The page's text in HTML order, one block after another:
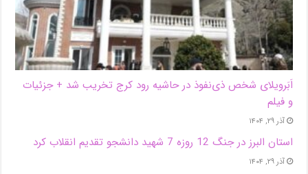
اَبَر‌ویلای شخص ذی‌نفوذ در حاشیه‌ رود کرج تخریب شد + جزئیات
و فیلم
آذر ۲۹, ۱۴۰۴
استان البرز در جنگ 12 روزه 7 شهید دانشجو تقدیم انقلاب کرد
آذر ۲۹, ۱۴۰۴